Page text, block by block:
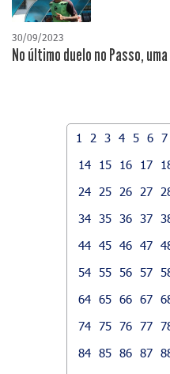
30/09/2023
No último duelo no Passo,
1 2 3 4 5 6 7
14
15 16 17
24
25 26 27
34 35 36 37
44 45 46 47
54 55 56 57
64 65 66 67
74 75 76 77
84 85 86 87